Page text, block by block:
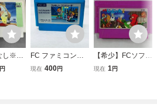
し※】
円
FC ファミコンソ
フト アーバンチャ
現在 400円
【希少】FCソフト
忍者じゃじゃ丸く
現在 1円